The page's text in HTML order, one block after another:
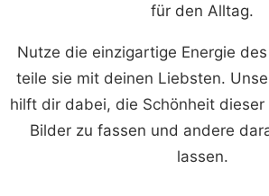
für den Alltag.
Nutze die einzigartige Energie
teile sie mit deinen Liebsten.
hilft dir dabei, die Schönheit dieser
Bilder zu fassen und andere
lassen.